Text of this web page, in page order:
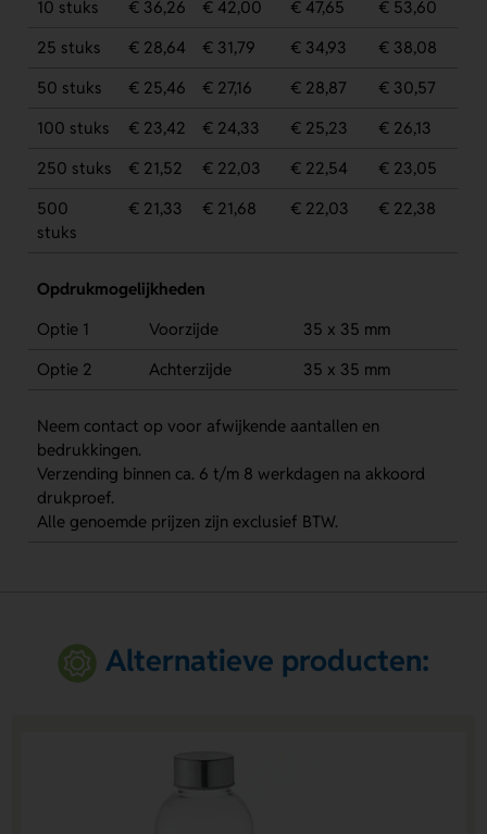
10 stuks € 36,26 € 42,00 € 47,65
€ 53,60
25 stuks
€ 28,64 € 31,79 € 34,93
€ 38,08
50 stuks
€ 25,46 € 27,16 € 28,87
€ 30,57
100 stuks
€ 23,42 € 24,33 € 25,23
€ 26,13
250 stuks
€ 21,52 € 22,03 € 22,54
€ 23,05
500
stuks
€ 21,33 € 21,68 € 22,03 € 22,38
Opdrukmogelijkheden
Optie 1
Voorzijde
35 x 35 mm
Optie 2
Achterzijde 35 x 35 mm
Neem contact op voor afwijkende aantallen en
bedrukkingen.
Verzending binnen ca. 6 t/m 8 werkdagen na akkoord
drukproef.
Alle genoemde prijzen zijn exclusief BTW.
Alternatieve producten: